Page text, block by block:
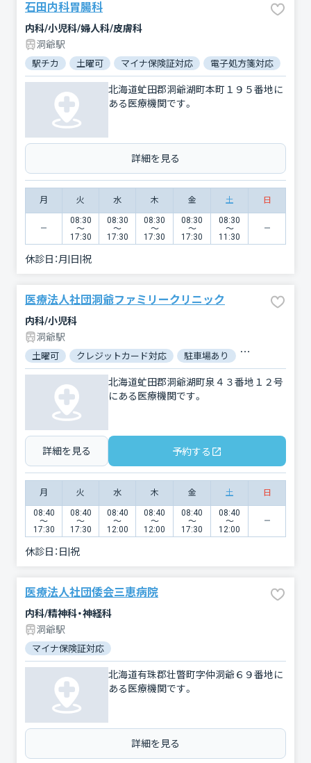
石田内科胃腸科
内科/小児科/婦人科/皮膚科
洞爺駅
駅チカ 土曜可 マイナ保険証対応 電子処方箋対応
北海道虻田郡洞爺湖町本町１９５番地に
ある医療機関です。
詳細を見る
月 火 水 木 金 土 日
08:30
〜
17:30
08:30
〜
17:30
08:30
〜
17:30
08:30
〜
17:30
08:30
〜
11:30
休診日：月|日|祝
医療法人社団洞爺ファミリークリニック
内科/小児科
洞爺駅
土曜可 クレジットカード対応 駐車場あり バリアフリー
北海道虻田郡洞爺湖町泉４３番地１２号
にある医療機関です。
詳細を見る 予約する
月 火 水 木 金 土 日
08:40
〜
17:30
08:40
〜
17:30
08:40
〜
12:00
08:40
〜
12:00
08:40
〜
17:30
08:40
〜
12:00
休診日： 日|祝
医療法人社団倭会三恵病院
内科/精神科・神経科
洞爺駅
マイナ保険証対応
北海道有珠郡壮瞥町字仲洞爺６９番地に
ある医療機関です。
詳細を見る